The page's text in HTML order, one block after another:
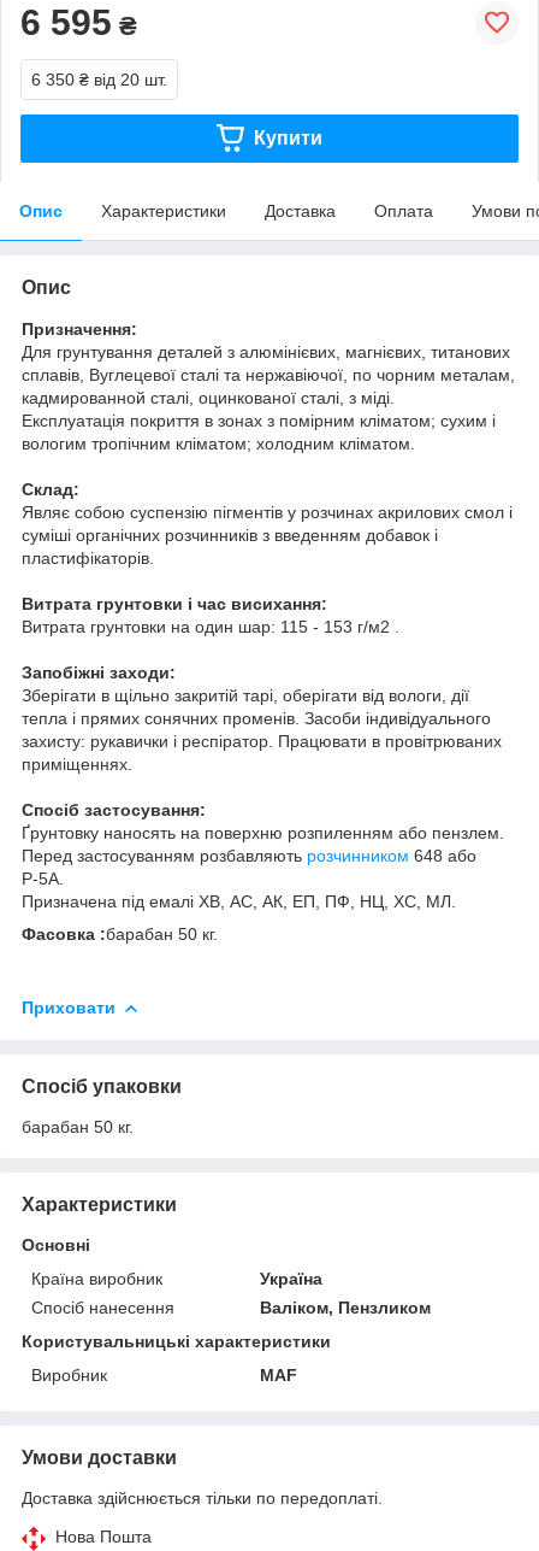
6 595 ₴
6 350 ₴ від 20 шт.
Купити
Опис Характеристики Доставка Оплата Умови
Опис
Призначення:
Для грунтування деталей з алюмінієвих, магнієвих, титанових
сплавів, Вуглецевої сталі та нержавіючої, по чорним металам,
кадмированной сталі, оцинкованої сталі, з міді.
Експлуатація покриття в зонах з помірним кліматом; сухим і
вологим тропічним кліматом; холодним кліматом.
Склад:
Являє собою суспензію пігментів у розчинах акрилових смол і
суміші органічних розчинників з введенням добавок і
пластифікаторів.
Витрата грунтовки і час висихання:
Витрата грунтовки на один шар: 115 - 153 г/м2 .
Запобіжні заходи:
Зберігати в щільно закритій тарі, оберігати від вологи, дії
тепла і прямих сонячних променів. Засоби індивідуального
захисту: рукавички і респіратор. Працювати в провітрюваних
приміщеннях.
Спосіб застосування:
Ґрунтовку наносять на поверхню розпиленням або пензлем.
Перед застосуванням розбавляють розчинником 648 або
Р-5А.
Призначена під емалі ХВ, АС, АК, ЕП, ПФ, НЦ, ХС, МЛ.
Фасовка :барабан 50 кг.
Приховати
Спосіб упаковки
барабан 50 кг.
Характеристики
Основні
Країна виробник
Україна
Спосіб нанесення
Валіком, Пензликом
Користувальницькі характеристики
Виробник
MAF
Умови доставки
Доставка здійснюється тільки по передоплаті.
Нова Пошта